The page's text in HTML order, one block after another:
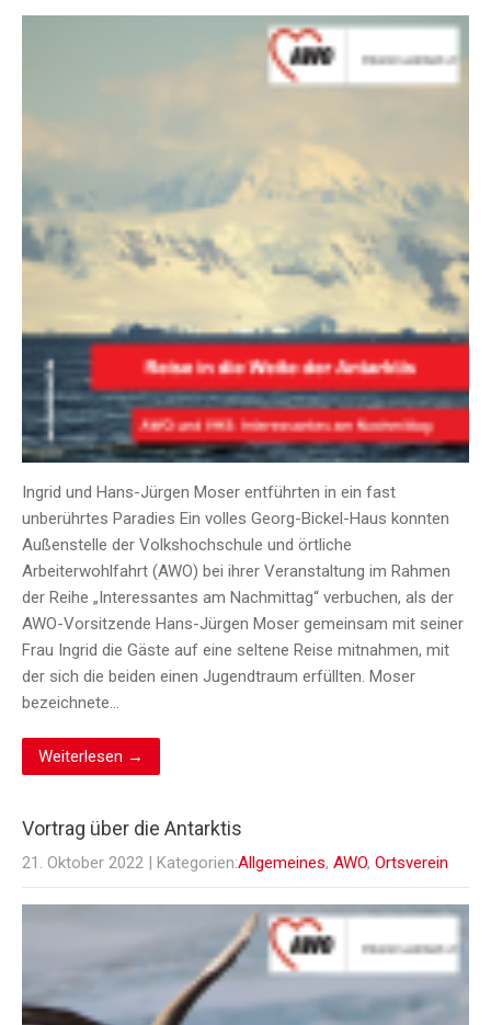
Ingrid und Hans-Jürgen Moser entführten in ein fast
unberührtes Paradies Ein volles Georg-Bickel-Haus konnten
Außenstelle der Volkshochschule und örtliche
Arbeiterwohlfahrt (AWO) bei ihrer Veranstaltung im Rahmen
der Reihe „Interessantes am Nachmittag“ verbuchen, als der
AWO-Vorsitzende Hans-Jürgen Moser gemeinsam mit seiner
Frau Ingrid die Gäste auf eine seltene Reise mitnahmen, mit
der sich die beiden einen Jugendtraum erfüllten. Moser
bezeichnete…
Weiterlesen →
Vortrag über die Antarktis
21. Oktober 2022 | Kategorien:Allgemeines, AWO, Ortsverein